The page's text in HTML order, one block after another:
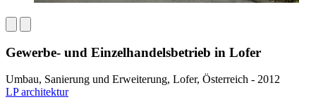
Gewerbe- und Einzelhandelsbetrieb in Lofer
Umbau, Sanierung und Erweiterung, Lofer, Österreich - 2012
LP architektur